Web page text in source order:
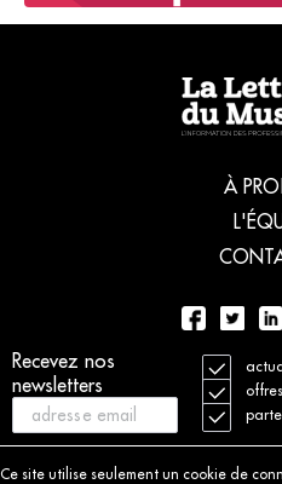
Recevez nos
newsletters
Ce site utilise seulement un cookie de
À
01 56
© 2021 La Lettre du